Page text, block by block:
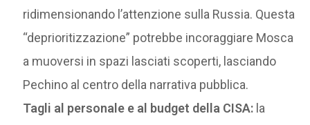
ridimensionando l’attenzione sulla Russia. Questa
“deprioritizzazione” potrebbe incoraggiare Mosca
a muoversi in spazi lasciati scoperti, lasciando
Pechino al centro della narrativa pubblica.
Tagli al personale e al budget della CISA: la